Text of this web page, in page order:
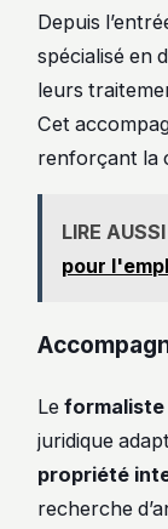
Depuis
spécialisé en
leurs
Cet
renforçant la
LIRE AUSSI
pour
Le
juridique
propriété
recherche